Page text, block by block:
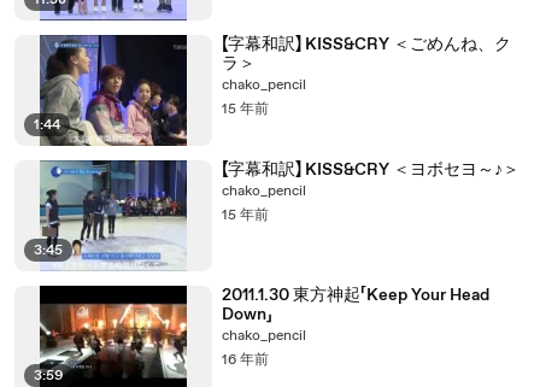
1:44
【字幕和訳】 KISS&CRY ＜ごめんね、ク
ラ＞
chako_pencil
15 年前
3:45
【字幕和訳】 KISS&CRY ＜ヨボセヨ～♪＞
chako_pencil
15 年前
3:59
2011.1.30 東方神起「Keep Your Head
Down」
chako_pencil
16 年前